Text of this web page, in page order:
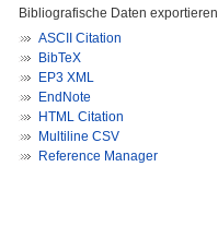
Bibliografische Daten exportieren
ASCII Citation
BibTeX
EP3 XML
EndNote
HTML Citation
Multiline CSV
Reference Manager